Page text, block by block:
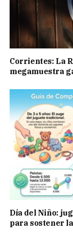
Corrientes: La
megamuestra
Día del Niño:
para sostener